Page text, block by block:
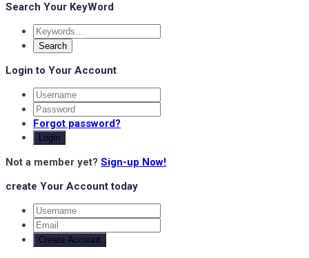
Search Your KeyWord
Login to Your Account
Forgot password?
Login
Not a member yet? Sign-up Now!
create Your Account today
Create Account